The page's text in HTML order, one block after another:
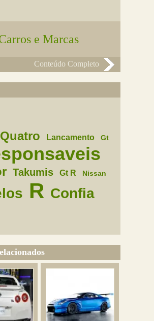
e Marcas
Conteúdo Completo
Quatro Lancamento Gt
Takumis Gt R Nissan
R Confia